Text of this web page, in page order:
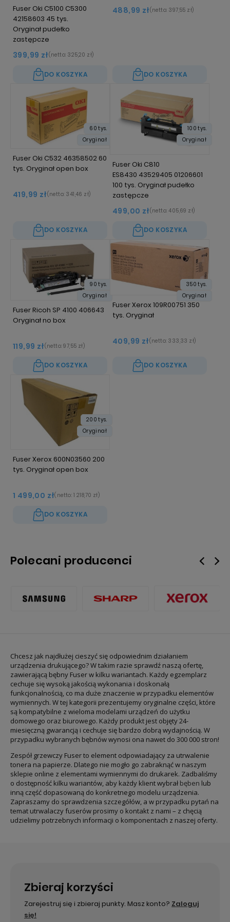
Fuser Oki C5100 C5300
42158603 45 tys.
Oryginał pudełko
zastępcze
399,99 zł(netto: 325,20 zł)
DO KOSZYKA
488,99 zł(netto: 397,55 zł)
DO KOSZYKA
Fuser Oki C532 46358502 60
tys. Oryginał open box
419,99 zł(netto: 341,46 zł)
DO KOSZYKA
60 tys.
Oryginał
Fuser Oki C810
ES8430 43529405 01206601
100 tys. Oryginał pudełko
zastępcze
499,00 zł(netto: 405,69 zł)
DO KOSZYKA
100 tys.
Oryginał
Fuser Ricoh SP 4100 406643
Oryginał no box
119,99 zł(netto: 97,55 zł)
DO KOSZYKA
90 tys.
Oryginał
Fuser Xerox 109R00751 350
tys. Oryginał
409,99 zł(netto: 333,33 zł)
DO KOSZYKA
350 tys.
Oryginał
Fuser Xerox 600N03560 200
tys. Oryginał open box
1 499,00 zł(netto: 1 218,70 zł)
DO KOSZYKA
200 tys.
Oryginał
Polecani producenci
Chcesz jak najdłużej cieszyć się odpowiednim działaniem
urządzenia drukującego? W takim razie sprawdź naszą ofertę,
zawierającą bębny Fuser w kilku wariantach. Każdy egzemplarz
cechuje się wysoką jakością wykonania i doskonałą
funkcjonalnością, co ma duże znaczenie w przypadku elementów
wymiennych. W tej kategorii prezentujemy oryginalne części, które
są kompatybilne z wieloma modelami urządzeń do użytku
domowego oraz biurowego. Każdy produkt jest objęty 24-
miesięczną gwarancją i cechuje się bardzo dobrą wydajnością. W
przypadku wybranych bębnów wynosi ona nawet do 300 000 stron!
Zespół grzewczy Fuser to element odpowiadający za utrwalenie
tonera na papierze. Dlatego nie mogło go zabraknąć w naszym
sklepie online z elementami wymiennymi do drukarek. Zadbaliśmy
o dostępność kilku wariantów, aby każdy klient wybrał bęben lub
inną część dopasowaną do konkretnego modelu urządzenia.
Zapraszamy do sprawdzenia szczegółów, a w przypadku pytań na
temat utrwalaczy fuserów prosimy o kontakt z nami – z chęcią
udzielimy potrzebnych informacji o komponentach z naszej oferty.
Zbieraj korzyści
Zarejestruj się i zbieraj punkty. Masz konto? Zaloguj
się!